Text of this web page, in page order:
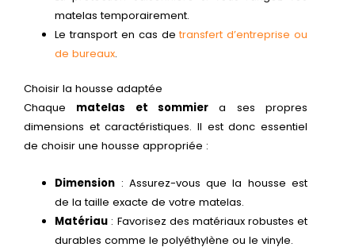
matelas temporairement.
Le transport en cas detransfert d’entreprise ou
de bureaux.
Choisir la housse adaptée
Chaque matelas et sommier a ses propres
dimensions et caractéristiques. Il est donc essentiel
de choisir une housse appropriée :
Dimension : Assurez-vous que la housse est
de la taille exacte de votre matelas.
Matériau : Favorisez des matériaux robustes et
durables comme le polyéthylène ou le vinyle.